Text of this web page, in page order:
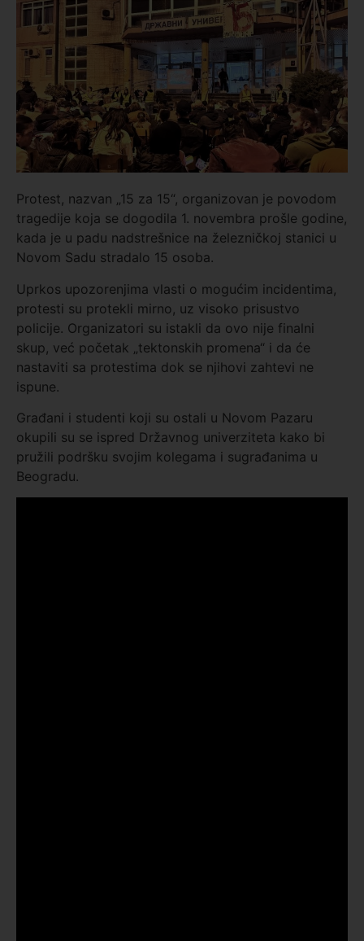
Protest, nazvan „15 za 15“, organizovan je povodom
tragedije koja se dogodila 1. novembra prošle godine,
kada je u padu nadstrešnice na železničkoj stanici u
Novom Sadu stradalo 15 osoba.
Uprkos upozorenjima vlasti o mogućim incidentima,
protesti su protekli mirno, uz visoko prisustvo
policije. Organizatori su istakli da ovo nije finalni
skup, već početak „tektonskih promena“ i da će
nastaviti sa protestima dok se njihovi zahtevi ne
ispune.
Građani i studenti koji su ostali u Novom Pazaru
okupili su se ispred Državnog univerziteta kako bi
pružili podršku svojim kolegama i sugrađanima u
Beogradu.